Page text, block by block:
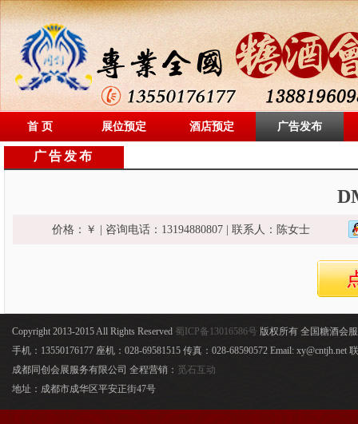
首 页 展位预定 酒店预定 广告发布
广告发布
价格：￥ | 咨询电话：13194880807 | 联系人：陈女士
Copyright 2013-2015 All Rights Reserved 蜀ICP备13016586号 版权所有 全国糖酒会
手机：13550176177 座机：028-69581515 传真：028-68590572 Email: xy@cntjh.net
成都同创会展服务有限公司 全程营销： 觅石互动
地址：成都市成华区平安正街47号